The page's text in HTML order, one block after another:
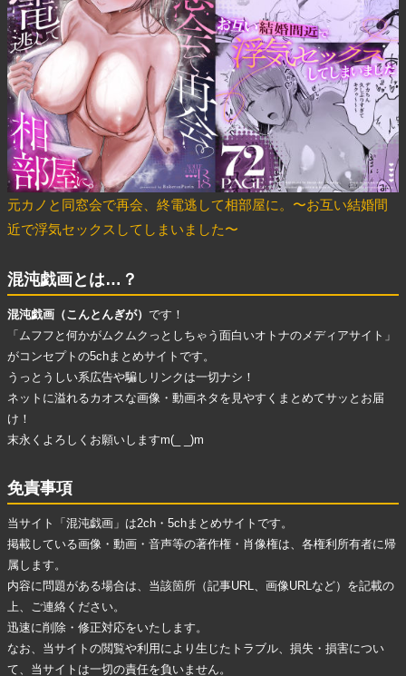
元カノと同窓会で再会、終電逃して相部屋に。〜お互い結婚間
近で浮気セックスしてしまいました〜
混沌戯画とは…？
混沌戯画（こんとんぎが） です！
「ムフフと何かがムクムクっとしちゃう面白いオトナのメディアサイト」
がコンセプトの5chまとめサイトです。
うっとうしい系広告や騙しリンク は一切ナシ！
ネットに溢れるカオスな画像・動画ネタ を見やすくまとめてサッとお届
け！
末永くよろしくお願いしますm(_ _)m
免責事項
当サイト「混沌戯画」は2ch・5chまとめサイトです。
掲載している画像・動画・音声等の著作権・肖像権は、各権利所有者に帰
属します。
内容に問題がある場合は、当該箇所（記事URL、画像URLなど）を記載の
上、ご連絡ください。
迅速に削除・修正対応をいたします。
なお、当サイトの閲覧や利用により生じたトラブル、損失・損害につい
て、当サイトは一切の責任を負いません。